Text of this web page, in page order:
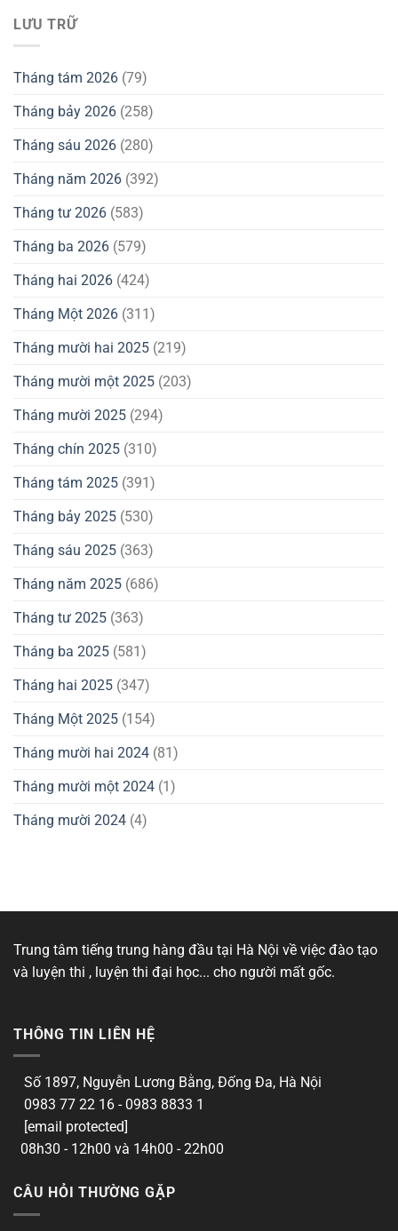
LƯU TRỮ
Tháng tám 2026 (79)
Tháng bảy 2026 (258)
Tháng sáu 2026 (280)
Tháng năm 2026 (392)
Tháng tư 2026 (583)
Tháng ba 2026 (579)
Tháng hai 2026 (424)
Tháng Một 2026 (311)
Tháng mười hai 2025 (219)
Tháng mười một 2025 (203)
Tháng mười 2025 (294)
Tháng chín 2025 (310)
Tháng tám 2025 (391)
Tháng bảy 2025 (530)
Tháng sáu 2025 (363)
Tháng năm 2025 (686)
Tháng tư 2025 (363)
Tháng ba 2025 (581)
Tháng hai 2025 (347)
Tháng Một 2025 (154)
Tháng mười hai 2024 (81)
Tháng mười một 2024 (1)
Tháng mười 2024 (4)
Trung tâm tiếng trung hàng đầu tại Hà Nội về việc đào tạo
và luyện thi , luyện thi đại học... cho người mất gốc.
THÔNG TIN LIÊN HỆ
Số 1897, Nguyễn Lương Bằng, Đống Đa, Hà Nội
0983 77 22 16 - 0983 8833 1
[email protected]
08h30 - 12h00 và 14h00 - 22h00
CÂU HỎI THƯỜNG GẶP